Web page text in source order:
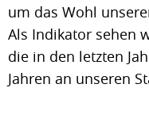
um das Wohl
Als Indikator sehen
die in den letzten
Jahren an unseren